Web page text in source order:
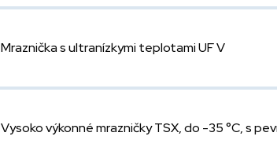
Mraznička s ultranízkymi teplotami UF V
Vysoko výkonné mrazničky TSX, do -35 °C, s